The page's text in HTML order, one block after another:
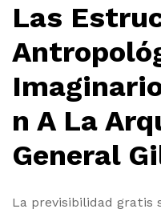
Las
n A La
General
La previsibilidad gratis